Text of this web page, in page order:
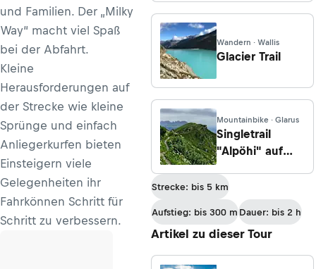
und Familien. Der „Milky
Way“ macht viel Spaß
bei der Abfahrt.
Kleine
Herausforderungen auf
der Strecke wie kleine
Sprünge und einfach
Anliegerkurfen bieten
Einsteigern viele
Gelegenheiten ihr
Fahrkönnen Schritt für
Schritt zu verbessern.
Wandern · Wallis
Glacier Trail
Mountainbike · Glarus
Singletrail
"Alpöhi" auf
Strecke: bis 5 km
Aufstieg: bis 300 m Dauer: bis 2 h
Artikel zu dieser Tour